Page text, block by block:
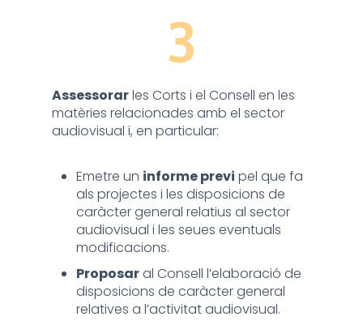
3
Assessorarles Corts i el Consell en les
matèries relacionades amb el sector
audiovisual i, en particular:
Emetre un informe previ pel que fa
als projectes i les disposicions de
caràcter general relatius al sector
audiovisual i les seues eventuals
modificacions.
Proposaral Consell l’elaboració de
disposicions de caràcter general
relatives a l’activitat audiovisual.